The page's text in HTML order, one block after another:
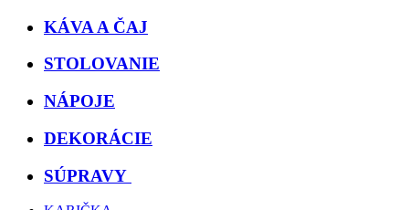
KÁVA A ČAJ
STOLOVANIE
NÁPOJE
DEKORÁCIE
SÚPRAVY